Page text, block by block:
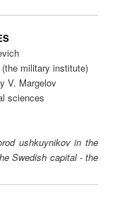
military institute)
V. Margelov
sciences
ushkuynikov in the
Swedish capital - the